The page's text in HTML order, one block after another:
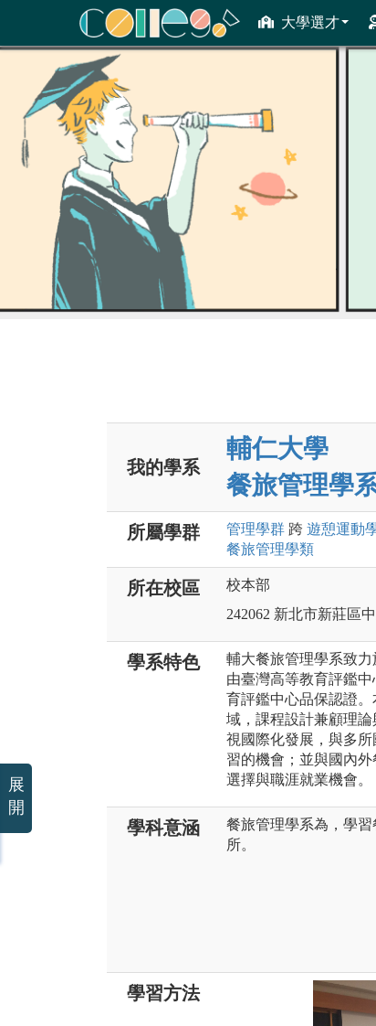
大學選才
ColleGo! 大學選才與高中育才輔助系統
我的學系
輔仁大學
餐旅管理學
所屬學群 管理學群 跨 遊憩運動
餐旅管理學類
所在校區
校本部
242062 新北市新莊區
學系特色
輔大餐旅管理學系致
由臺灣高等教育評鑑
育評鑑中心品保認證
域，課程設計兼顧理
視國際化發展，與多
習的機會；並與國內
選擇與職涯就業機會。
學科意涵
餐旅管理學系為，學
所。
學習方法
展
開